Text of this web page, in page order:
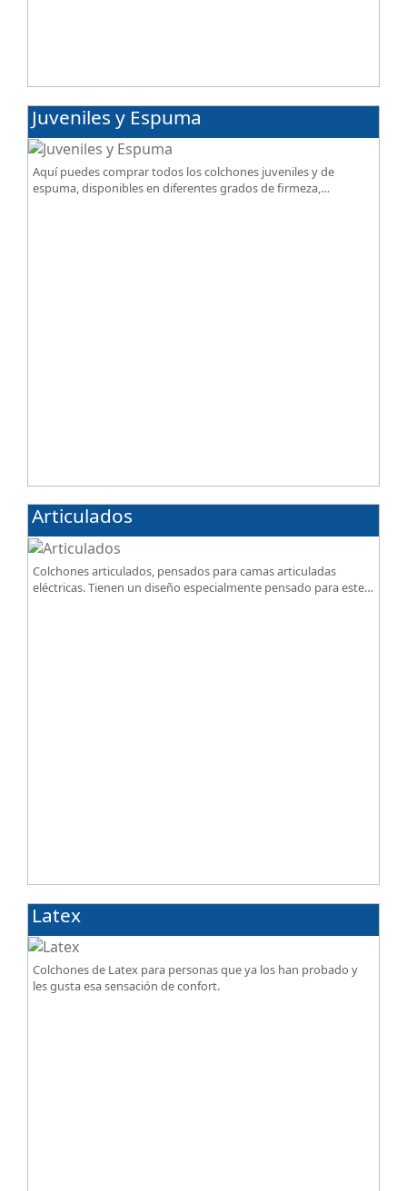
Juveniles y Espuma
Aquí puedes comprar todos los colchones juveniles y de
espuma, disponibles en diferentes grados de firmeza,
Articulados
Colchones articulados, pensados para camas articuladas
eléctricas. Tienen un diseño especialmente pensado para este
Latex
Colchones de Latex para personas que ya los han probado y
les gusta esa sensación de confort.